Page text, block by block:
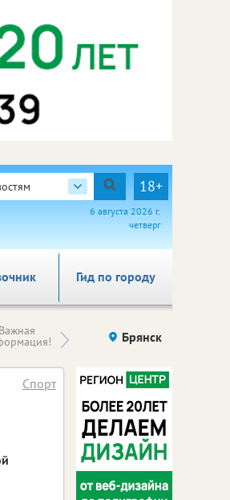
18+
6 августа 2026 г.
четверг
Гид по городу
Важная Происшествия Здоровье
Брянск
Спорт